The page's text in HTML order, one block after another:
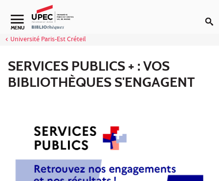
Aller au contenu
Navigation secondaire
MENU
Université Paris-Est Créteil
SERVICES PUBLICS + : VOS
BIBLIOTHÈQUES S'ENGAGENT